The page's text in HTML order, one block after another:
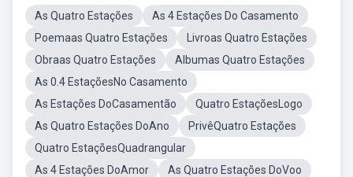
As Quatro Estações
As 4 Estações Do Casamento
Poemaas Quatro Estações
Livroas Quatro Estações
Obraas Quatro Estações
Albumas Quatro Estações
As 0.4 EstaçõesNo Casamento
As Estações DoCasamentão
Quatro EstaçõesLogo
As Quatro Estações DoAno
PrivêQuatro Estações
Quatro EstaçõesQuadrangular
As 4 Estações DoAmor
As Quatro Estações DoVoo